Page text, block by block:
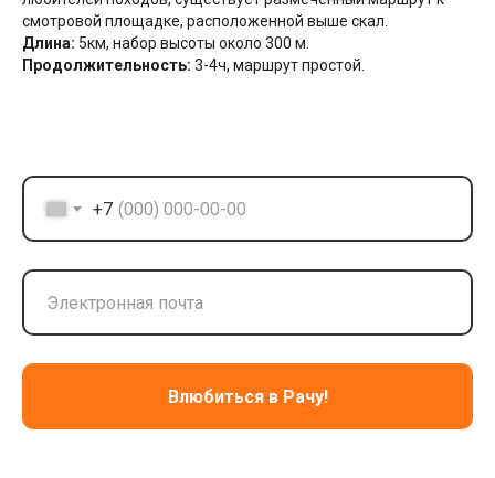
смотровой площадке, расположенной выше скал.
Длина: 5км, набор высоты около 300 м.
Продолжительность: 3-4ч, маршрут простой.
+7
Влюбиться в Рачу!